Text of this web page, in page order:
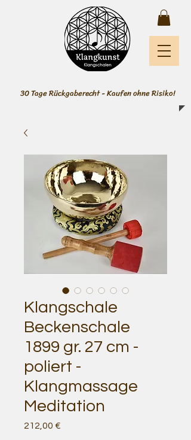
30 Tage Rückgaberecht - Kaufen ohne Risiko!
Klangschale
Beckenschale
1899 gr. 27 cm -
poliert -
Klangmassage
Meditation
212,00 €